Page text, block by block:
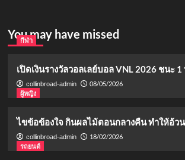
You may have missed
กีฬา
เปิดเงินรางวัลวอลเลย์บอล VNL 2026 ชนะ
collinbroad-admin
08/05/2026
ผู้หญิง
ไขข้อข้องใจ กินผลไม้ตอนกลางคืน ทำให้อ้วน
collinbroad-admin
18/02/2026
รถยนต์